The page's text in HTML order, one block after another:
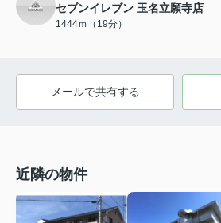
セブンイレブン 玉名立願寺店
1444ｍ（19分）
メールで共有する
近隣の物件